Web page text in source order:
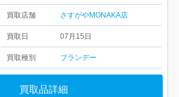
買取店舗 さすがやMONAKA店
買取日 07月15日
買取種別 ブランデー
買取品詳細